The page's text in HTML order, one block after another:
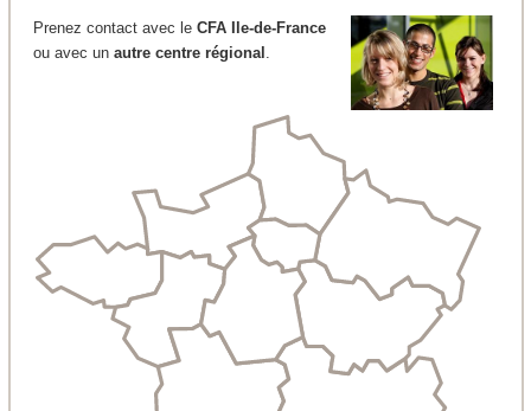
Prenez contact avec le CFA Ile-de-France
ou avec un autre centre régional